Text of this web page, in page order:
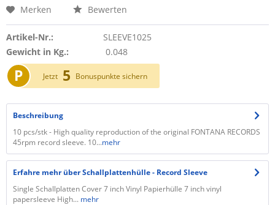
Merken Bewerten
Artikel-Nr.:
SLEEVE1025
Gewicht in Kg.:
0.048
P Jetzt 5 Bonuspunkte sichern
Beschreibung
10 pcs/stk - High quality reproduction of the original FONTANA RECORDS
45rpm record sleeve. 10...mehr
Erfahre mehr über Schallplattenhülle - Record Sleeve
Single Schallplatten Cover 7 inch Vinyl Papierhülle 7 inch vinyl
papersleeve High... mehr